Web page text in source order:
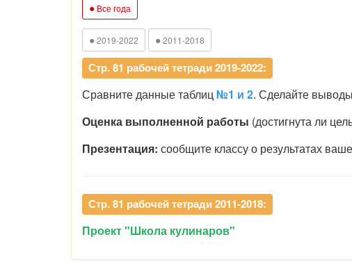
● Все года
● 2019-2022 ● 2011-2018
Стр. 81 рабочей тетради 2019-2022:
Сравните данные таблиц№1 и 2. Сделайте
Оценка выполненной работы (достигнута ли
Презентация: сообщите классу о результатах
Стр. 81 рабочей тетради 2011-2018:
Проект "Школа кулинаров"